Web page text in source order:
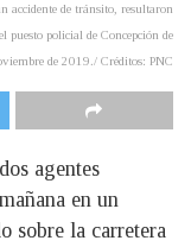
accidente de tránsito, resultaron
puesto policial de Concepción de
de 2019./ Créditos: PNC
agentes
en un
sobre la carretera